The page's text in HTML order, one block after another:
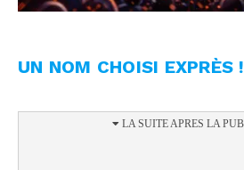
UN NOM CHOISI EXPRÈS !